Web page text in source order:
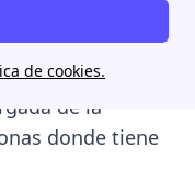
de cookies.
eléctrica
opera a través
mientras que
de la
donde tiene